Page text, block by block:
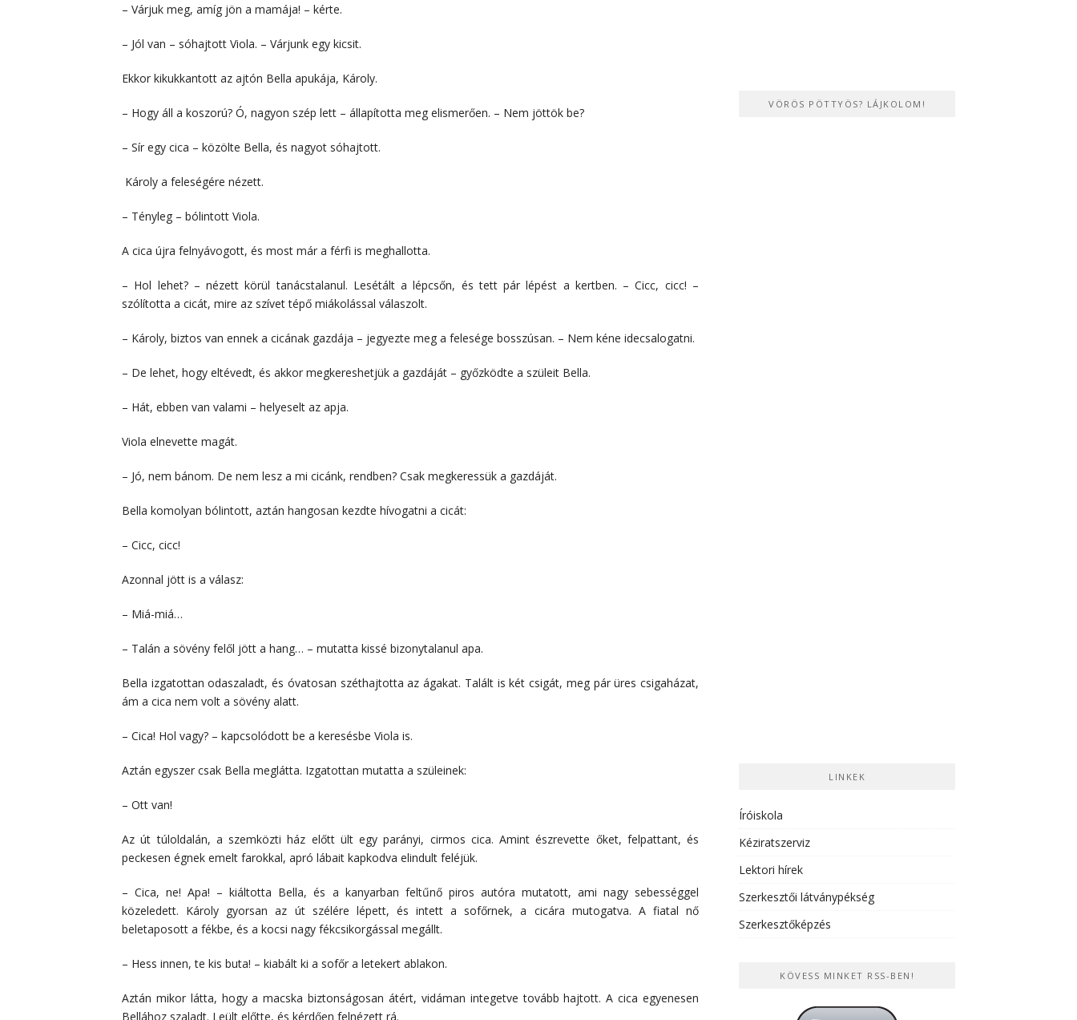
– Várjuk meg, amíg jön a mamája! – kérte.
– Jól van – sóhajtott Viola. – Várjunk egy kicsit.
Ekkor kikukkantott az ajtón Bella apukája, Károly.
– Hogy áll a koszorú? Ó, nagyon szép lett – állapította meg elismerően. – Nem jöttök be?
– Sír egy cica – közölte Bella, és nagyot sóhajtott.
Károly a feleségére nézett.
– Tényleg – bólintott Viola.
A cica újra felnyávogott, és most már a férfi is meghallotta.
– Hol lehet? – nézett körül tanácstalanul. Lesétált a lépcsőn, és tett pár lépést a kertben. – Cicc, cicc! –
szólította a cicát, mire az szívet tépő miákolással válaszolt.
– Károly, biztos van ennek a cicának gazdája – jegyezte meg a felesége bosszúsan. – Nem kéne idecsalogatni.
– De lehet, hogy eltévedt, és akkor megkereshetjük a gazdáját – győzködte a szüleit Bella.
– Hát, ebben van valami – helyeselt az apja.
Viola elnevette magát.
– Jó, nem bánom. De nem lesz a mi cicánk, rendben? Csak megkeressük a gazdáját.
Bella komolyan bólintott, aztán hangosan kezdte hívogatni a cicát:
– Cicc, cicc!
Azonnal jött is a válasz:
– Miá-miá…
– Talán a sövény felől jött a hang… – mutatta kissé bizonytalanul apa.
Bella izgatottan odaszaladt, és óvatosan széthajtotta az ágakat. Talált is két csigát, meg pár üres csigaházat,
ám a cica nem volt a sövény alatt.
– Cica! Hol vagy? – kapcsolódott be a keresésbe Viola is.
Aztán egyszer csak Bella meglátta. Izgatottan mutatta a szüleinek:
– Ott van!
Az út túloldalán, a szemközti ház előtt ült egy parányi, cirmos cica. Amint észrevette őket, felpattant, és
peckesen égnek emelt farokkal, apró lábait kapkodva elindult feléjük.
– Cica, ne! Apa! – kiáltotta Bella, és a kanyarban feltűnő piros autóra mutatott, ami nagy sebességgel
közeledett. Károly gyorsan az út szélére lépett, és intett a sofőrnek, a cicára mutogatva. A fiatal nő
beletaposott a fékbe, és a kocsi nagy fékcsikorgással megállt.
– Hess innen, te kis buta! – kiabált ki a sofőr a letekert ablakon.
Aztán mikor látta, hogy a macska biztonságosan átért, vidáman integetve tovább hajtott. A cica egyenesen
Bellához szaladt. Leült előtte, és kérdően felnézett rá.
VÖRÖS PÖTTYÖS? LÁJKOLOM!
LINKEK
Íróiskola
Kéziratszerviz
Lektori hírek
Szerkesztői látványpékség
Szerkesztőképzés
KÖVESS MINKET RSS-BEN!